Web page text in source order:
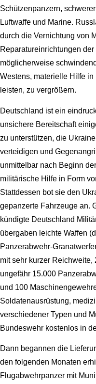
Schützenpanzern,
Luftwaffe und Marine.
durch die Vernichtung von
Reparatureinrichtungen
möglicherweise
Westens, materielle Hilfe
leisten, zu vergrößern.
Deutschland ist ein
unsichere Bereitschaft
zu unterstützen, die
verteidigen und
unmittelbar nach Beginn
militärische Hilfe in Form
Stattdessen bot sie den
gepanzerte Fahrzeuge an.
kündigte Deutschland
übergaben leichte Waffen
Panzerabwehr-
mit sehr kurzer
ungefähr 15.000
und 100
Soldatenausrüstung,
verschiedener Typen und
Bundeswehr kostenlos in
Dann begannen die
den folgenden Monaten
Flugabwehrpanzer mit